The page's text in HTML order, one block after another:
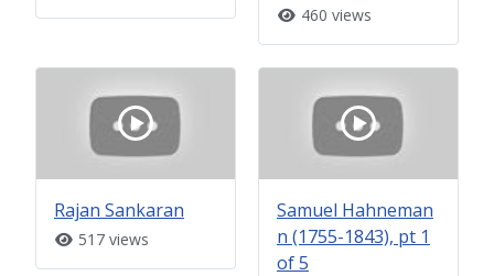
460 views
Rajan Sankaran
517 views
Samuel Hahneman
n (1755-1843), pt 1
of 5